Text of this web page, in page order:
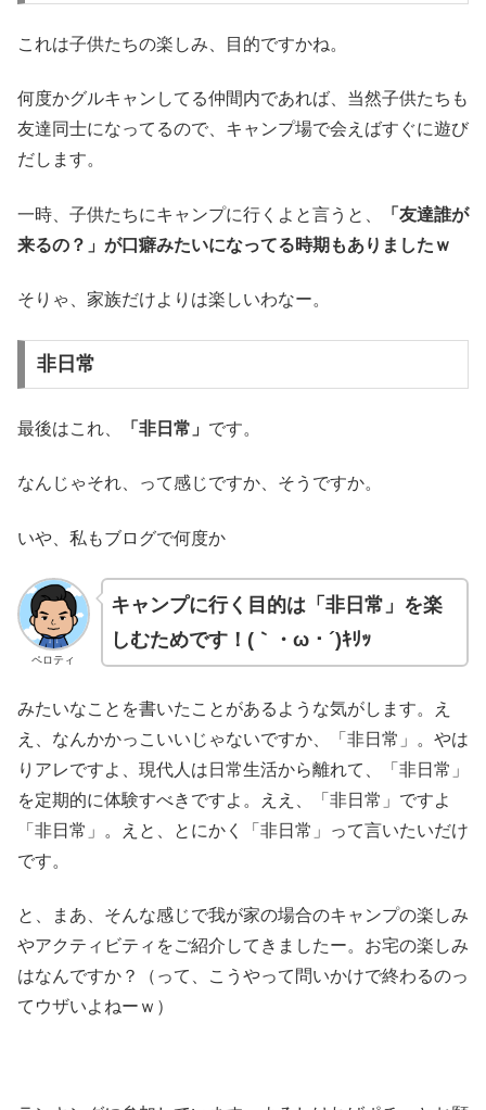
これは子供たちの楽しみ、目的ですかね。
何度かグルキャンしてる仲間内であれば、当然子供たちも
友達同士になってるので、キャンプ場で会えばすぐに遊び
だします。
一時、子供たちにキャンプに行くよと言うと、
「友達誰が
来るの？」が口癖みたいになってる時期もありましたｗ
そりゃ、家族だけよりは楽しいわなー。
非日常
最後はこれ、 「非日常」 です。
なんじゃそれ、って感じですか、そうですか。
いや、私もブログで何度か
ペロティ
キャンプに行く目的は「非日常」を楽
しむためです！(｀・ω・´)ｷﾘｯ
みたいなことを書いたことがあるような気がします。え
え、なんかかっこいいじゃないですか、「非日常」。やは
りアレですよ、現代人は日常生活から離れて、「非日常」
を定期的に体験すべきですよ。ええ、「非日常」ですよ
「非日常」。えと、とにかく「非日常」って言いたいだけ
です。
と、まあ、そんな感じで我が家の場合のキャンプの楽しみ
やアクティビティをご紹介してきましたー。お宅の楽しみ
はなんですか？（って、こうやって問いかけで終わるのっ
てウザいよねーｗ）